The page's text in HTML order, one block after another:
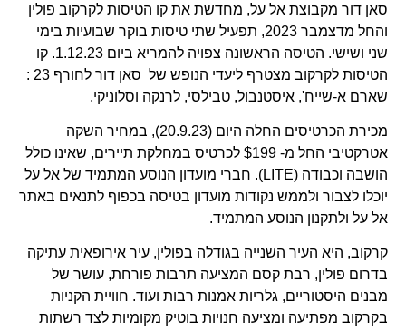
סאן דור מקבוצת אל על, מחדשת את קו הטיסות לקרקוב פולין
והחל מדצמבר 2023, תפעיל שתי טיסות בוקר שבועיות בימי
שני ושישי. הטיסה הראשונה צפויה להמריא ביום 1.12.23. קו
הטיסות לקרקוב מצטרף ליעדי הנופש של סאן דור לחורף 23 :
שארם א-שייח', איסטנבול, טבילסי, לרנקה וסלוניקי.
מכירת הכרטיסים החלה היום (20.9.23), במחיר השקה
אטרקטיבי החל מ- $199 לכרטיס במחלקת תיירים, שאינו כולל
הושבה וכבודה (LITE). חברי מועדון הנוסע המתמיד של אל על
יוכלו לצבור ולממש נקודות מועדון בטיסה בכפוף לתנאים באתר
אל על ולתקנון הנוסע המתמיד.
קרקוב, היא העיר השנייה בגודלה בפולין, עיר אירופאית עתיקה
בדרום פולין, רבת קסם המציעה תרבות פורחת, עושר של
מבנים היסטוריים, גלריות אמנות רבות ועוד. חוויית הקניות
בקרקוב מפתיעה ומציעה חנויות בוטיק מקומיות לצד רשתות